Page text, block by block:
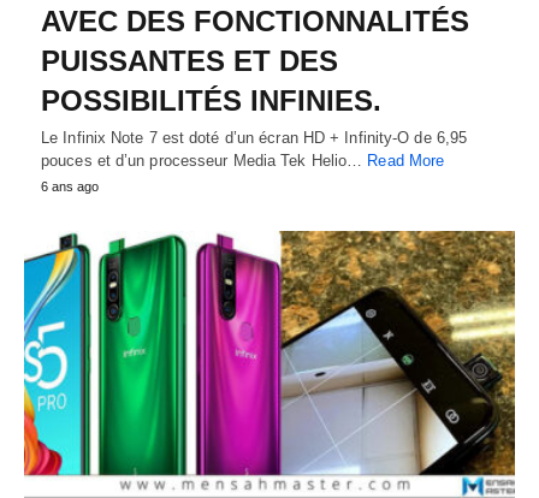
AVEC DES FONCTIONNALITÉS
PUISSANTES ET DES
POSSIBILITÉS INFINIES.
Le Infinix Note 7 est doté d’un écran HD + Infinity-O de 6,95
pouces et d’un processeur Media Tek Helio… Read More
6 ans ago